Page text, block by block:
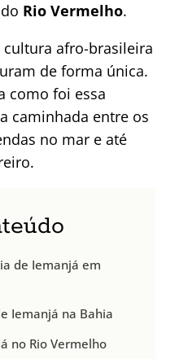
Rio Vermelho.
cultura afro-brasileira
de forma única.
como foi essa
caminhada entre os
no mar e até
de Iemanjá em
Iemanjá na Bahia
no Rio Vermelho